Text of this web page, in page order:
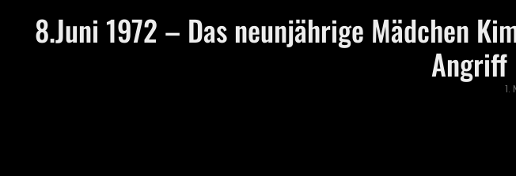
8.Juni 1972 – Das neunjährige Mädchen
Angriff
1.